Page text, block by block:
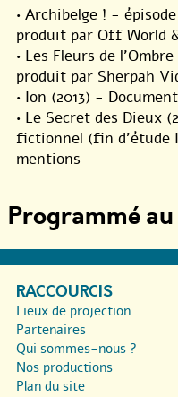
• Archibelge ! -
produit par Off World
• Les Fleurs de
produit par Sherpah
• Ion (2013) -
• Le Secret des Dieux
fictionnel (fin d’étude
mentions
Programmé
RACCOURCIS
Lieux de projection
Partenaires
Qui sommes-nous ?
Nos productions
Plan du site